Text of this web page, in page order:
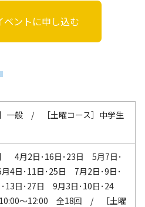
ベントに申し込む
］一般 / ［土曜コース］中学生
］ 4月2日･16日･23日 5月7日･
4日･11日･25日 7月2日･9日･
13日･27日 9月3日･10日･24
～12:00 全18回 / ［土曜